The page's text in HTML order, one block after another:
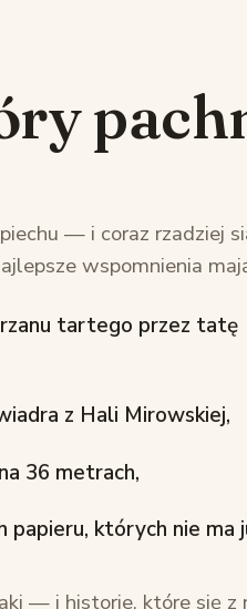
— i coraz rzadziej
wspomnienia
tartego przez tatę
z Hali Mirowskiej,
36 metrach,
papieru, których nie ma
— i historie, które się z